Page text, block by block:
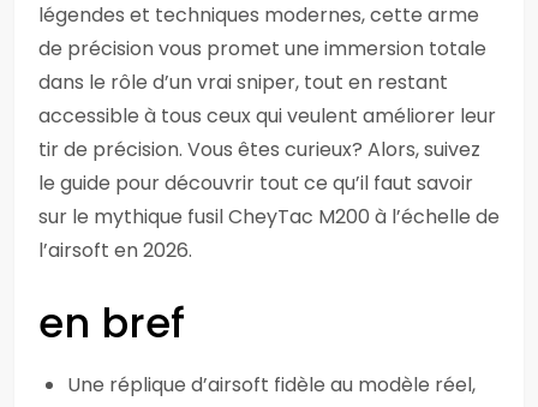
légendes et techniques modernes, cette arme
de précision vous promet une immersion totale
dans le rôle d’un vrai sniper, tout en restant
accessible à tous ceux qui veulent améliorer leur
tir de précision. Vous êtes curieux? Alors, suivez
le guide pour découvrir tout ce qu’il faut savoir
sur le mythique fusil CheyTac M200 à l’échelle de
l’airsoft en 2026.
en bref
Une réplique d’airsoft fidèle au modèle réel,